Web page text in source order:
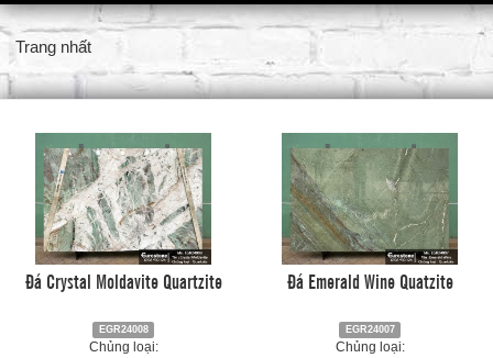
Trang nhất
Đá Crystal Moldavite Quartzite
EGR24008
Chủng loại:
Đá Emerald Wine Quatzite
EGR24007
Chủng loại: